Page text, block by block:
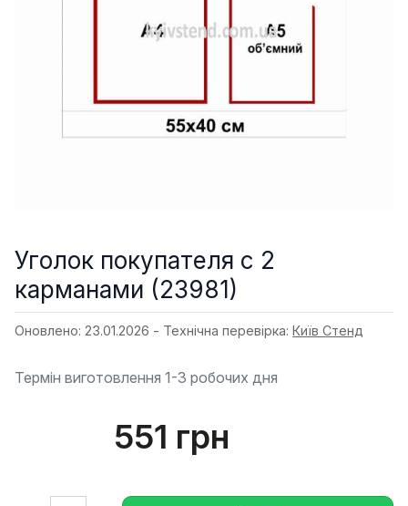
Уголок покупателя с 2
карманами (23981)
Оновлено: 23.01.2026 - Технічна перевірка: Київ Стенд
Термін виготовлення 1-3 робочих дня
551 грн